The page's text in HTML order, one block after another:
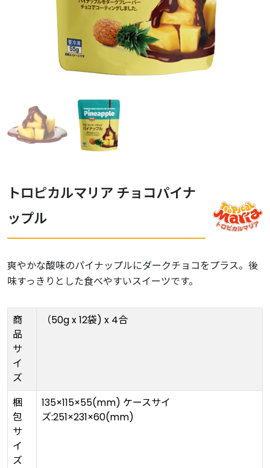
トロピカルマリア チョコパイナ
ップル
爽やかな酸味のパイナップルにダークチョコをプラス。後
味すっきりとした食べやすいスイーツです。
商
品
サ
イ
ズ
（50g x 12袋) x 4合
梱
包
サ
イ
ズ
135×115×55(mm) ケースサイ
ズ:251×231×60(mm)